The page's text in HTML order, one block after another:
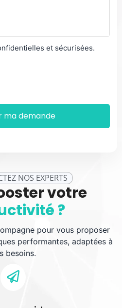
NOS EXPERTS
votre
?
pour vous proposer
performantes, adaptées à
besoins.
et sécurisées.